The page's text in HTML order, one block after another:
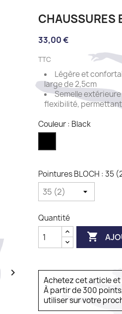

CHAUSSURES
33,00 €
TTC
Légère et
large de 2,5cm
Semelle
flexibilité,
Couleur : Black
Pointures BLOCH : 35
Quantité

Achetez cet article et
À partir de 300
utiliser sur votre